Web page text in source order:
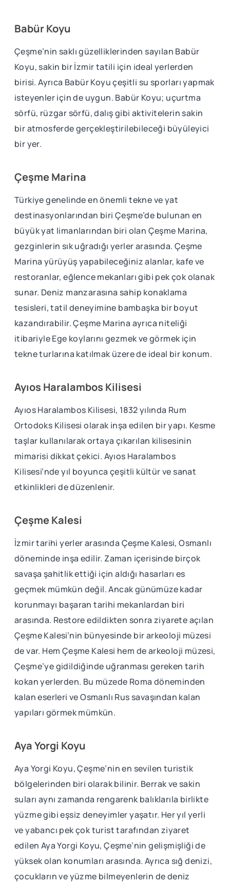
Babür Koyu
Çeşme’nin saklı güzelliklerinden sayılan Babür
Koyu, sakin bir İzmir tatili için ideal yerlerden
birisi. Ayrıca Babür Koyu çeşitli su sporları yapmak
isteyenler için de uygun. Babür Koyu; uçurtma
sörfü, rüzgar sörfü, dalış gibi aktivitelerin sakin
bir atmosferde gerçekleştirilebileceği büyüleyici
bir yer.
Çeşme Marina
Türkiye genelinde en önemli tekne ve yat
destinasyonlarından biri Çeşme’de bulunan en
büyük yat limanlarından biri olan Çeşme Marina,
gezginlerin sık uğradığı yerler arasında. Çeşme
Marina yürüyüş yapabileceğiniz alanlar, kafe ve
restoranlar, eğlence mekanları gibi pek çok olanak
sunar. Deniz manzarasına sahip konaklama
tesisleri, tatil deneyimine bambaşka bir boyut
kazandırabilir. Çeşme Marina ayrıca niteliği
itibariyle Ege koylarını gezmek ve görmek için
tekne turlarına katılmak üzere de ideal bir konum.
Ayıos Haralambos Kilisesi
Ayıos Haralambos Kilisesi, 1832 yılında Rum
Ortodoks Kilisesi olarak inşa edilen bir yapı. Kesme
taşlar kullanılarak ortaya çıkarılan kilisesinin
mimarisi dikkat çekici. Ayıos Haralambos
Kilisesi’nde yıl boyunca çeşitli kültür ve sanat
etkinlikleri de düzenlenir.
Çeşme Kalesi
İzmir tarihi yerler arasında Çeşme Kalesi, Osmanlı
döneminde inşa edilir. Zaman içerisinde birçok
savaşa şahitlik ettiği için aldığı hasarları es
geçmek mümkün değil. Ancak günümüze kadar
korunmayı başaran tarihi mekanlardan biri
arasında. Restore edildikten sonra ziyarete açılan
Çeşme Kalesi’nin bünyesinde bir arkeoloji müzesi
de var. Hem Çeşme Kalesi hem de arkeoloji müzesi,
Çeşme’ye gidildiğinde uğranması gereken tarih
kokan yerlerden. Bu müzede Roma döneminden
kalan eserleri ve Osmanlı Rus savaşından kalan
yapıları görmek mümkün.
Aya Yorgi Koyu
Aya Yorgi Koyu, Çeşme’nin en sevilen turistik
bölgelerinden biri olarak bilinir. Berrak ve sakin
suları aynı zamanda rengarenk balıklarıla birlikte
yüzme gibi eşsiz deneyimler yaşatır. Her yıl yerli
ve yabancı pek çok turist tarafından ziyaret
edilen Aya Yorgi Koyu, Çeşme’nin gelişmişliği de
yüksek olan konumları arasında. Ayrıca sığ denizi,
çocukların ve yüzme bilmeyenlerin de deniz